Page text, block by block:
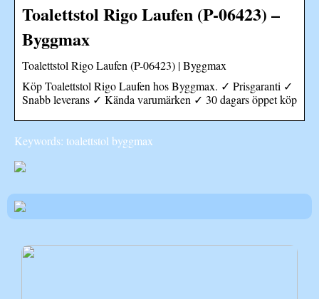
Toalettstol Rigo Laufen (P-06423) –
Byggmax
Toalettstol Rigo Laufen (P-06423) | Byggmax
Köp Toalettstol Rigo Laufen hos Byggmax. ✓ Prisgaranti ✓
Snabb leverans ✓ Kända varumärken ✓ 30 dagars öppet köp
Keywords: toalettstol byggmax